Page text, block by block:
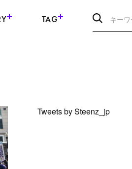
TAG
Tweets by Steenz_jp